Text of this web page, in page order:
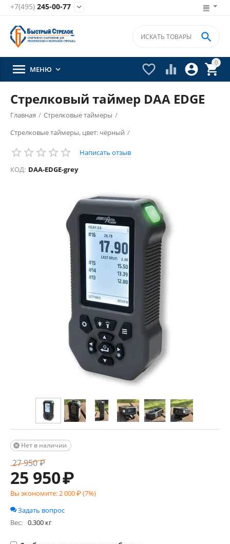
+7(495) 245-00-77 
0


 

 МЕНЮ 
Стрелковый таймер DAA EDGE
Главная / Стрелковые таймеры /
Стрелковые таймеры, цвет: чёрный /
Написать отзыв
КОД: DAA-EDGE-grey
Нет в наличии

27 950₽
25 950₽
Вы экономите:2 000₽ (7%)
Задать вопрос
Вес: 0.300 кг